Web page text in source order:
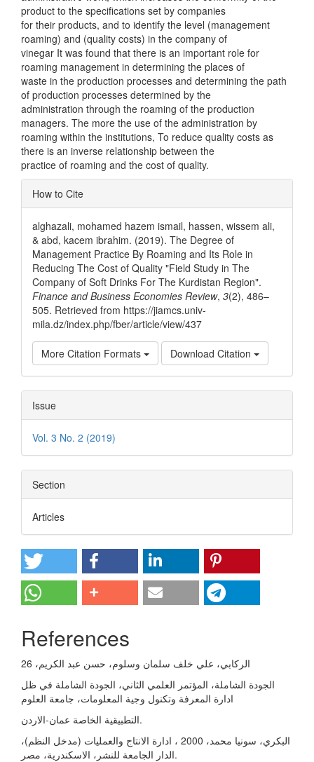
product to the specifications set by companies
for their products, and to identify the level (management
roaming) and (quality costs) in the company of
vinegar It was found that there is an important role for
roaming management in determining the places of
waste in the production processes and determining the path
of production processes determined by the
administration through the roaming of the production
managers. The more the use of the administration by
roaming within the institutions, To reduce quality costs as
there is an inverse relationship between the
practice of roaming and the cost of quality.
Article
Details
How to Cite
alghazali, mohamed hazem ismail, hassen, wissem ali,
& abd, kacem ibrahim. (2019). The Degree of
Management Practice By Roaming and Its Role in
Reducing The Cost of Quality "Field Study in The
Company of Soft Drinks For The Kurdistan Region".
Finance and Business Economies Review, 3(2), 486–
505. Retrieved from https://jiamcs.univ-
mila.dz/index.php/fber/article/view/437
More Citation Formats Download Citation
Issue
Vol. 3 No. 2 (2019)
Section
Articles
References
الركابي، علي خلف سلمان وسلوم، حسن عبد الكریم، 26
الجودة الشاملة، المؤتمر العلمي الثاني، الجودة الشاملة في ظل
ادارة المعرفة وتكنول وجیة المعلومات، جامعة العلوم
التطبیقیة الخاصة عمان-الاردن.
البكري، سونیا محمد، 2000 ، ادارة الانتاج والعملیات (مدخل النظم)،
الدار الجامعة للنشر، الاسكندریة، مصر.